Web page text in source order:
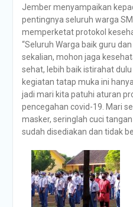
Jember menyampaikan
pentingnya seluruh warga
memperketat protokol
“Seluruh Warga baik guru
sekalian, mohon jaga
sehat, lebih baik istirahat
kegiatan tatap muka ini
jadi mari kita patuhi aturan
pencegahan covid-19. Mari
masker, seringlah cuci
sudah disediakan dan tidak